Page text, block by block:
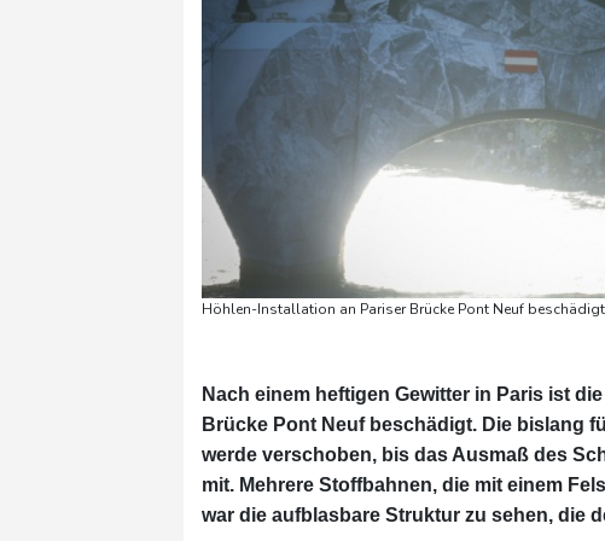
Höhlen-Installation an Pariser Brücke Pont Neuf
Nach einem heftigen Gewitter in Paris ist
Brücke Pont Neuf beschädigt. Die bislang
werde verschoben, bis das Ausmaß des
mit. Mehrere Stoffbahnen, die mit einem
war die aufblasbare Struktur zu sehen, die